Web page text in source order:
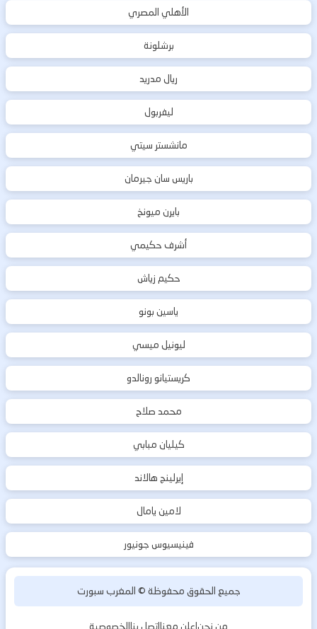
الأهلي المصري
برشلونة
ريال مدريد
ليفربول
مانشستر سيتي
باريس سان جيرمان
بايرن ميونخ
أشرف حكيمي
حكيم زياش
ياسين بونو
ليونيل ميسي
كريستيانو رونالدو
محمد صلاح
كيليان مبابي
إيرلينج هالاند
لامين يامال
فينيسيوس جونيور
جميع الحقوق محفوظة ©المغرب سبورت